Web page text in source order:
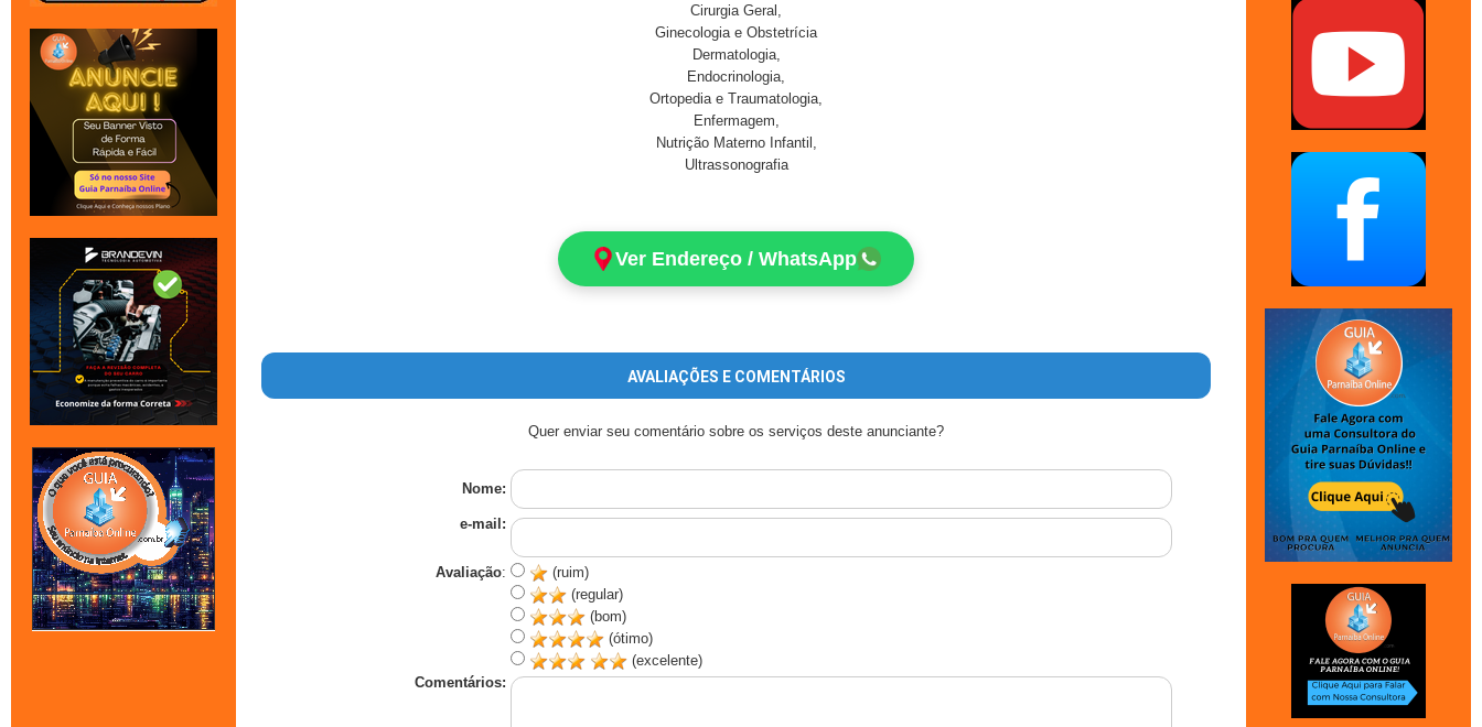
Cirurgia Geral,
Ginecologia e Obstetrícia
Dermatologia,
Endocrinologia,
Ortopedia e Traumatologia,
Enfermagem,
Nutrição Materno Infantil,
Ultrassonografia
Ver Endereço / WhatsApp
AVALIAÇÕES E COMENTÁRIOS
Quer enviar seu comentário sobre os serviços deste anunciante?
Nome:
e-mail:
Avaliação:
(ruim)
(regular)
(bom)
(ótimo)
(excelente)
Comentários: